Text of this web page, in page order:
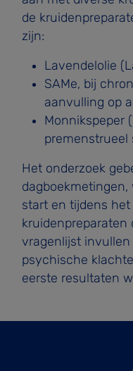
de
zijn:
Lavendelolie
SAMe, bij
aanvulling op
Monnikspeper
premenstrueel
Het onderzoek
start en tijdens
kruidenpreparaten
vragenlijst
psychische
eerste resultaten